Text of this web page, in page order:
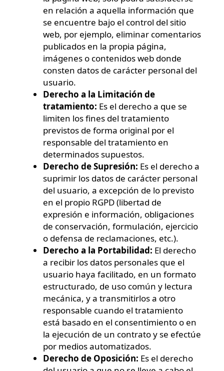
en relación a aquella información que
se encuentre bajo el control del sitio
web, por ejemplo, eliminar comentarios
publicados en la propia página,
imágenes o contenidos web donde
consten datos de carácter personal del
usuario.
Derecho a la Limitación de
tratamiento: Es el derecho a que se
limiten los fines del tratamiento
previstos de forma original por el
responsable del tratamiento en
determinados supuestos.
Derecho de Supresión: Es el derecho a
suprimir los datos de carácter personal
del usuario, a excepción de lo previsto
en el propio RGPD (libertad de
expresión e información, obligaciones
de conservación, formulación, ejercicio
o defensa de reclamaciones, etc.).
Derecho a la Portabilidad: El derecho
a recibir los datos personales que el
usuario haya facilitado, en un formato
estructurado, de uso común y lectura
mecánica, y a transmitirlos a otro
responsable cuando el tratamiento
está basado en el consentimiento o en
la ejecución de un contrato y se efectúe
por medios automatizados.
Derecho de Oposición: Es el derecho